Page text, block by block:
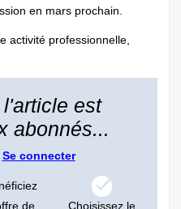
en mars prochain.
activité professionnelle,
est
abonnés...
Se connecter
de
Choisissez le